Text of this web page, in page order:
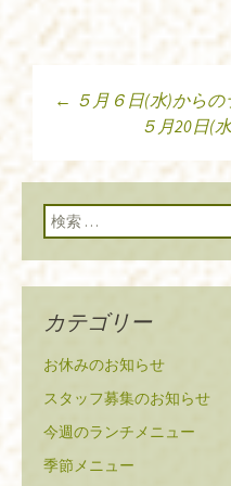
投稿ナ
ン
← ５月６日(水)から
５月20日(
検索:
カテゴリー
お休みのお知らせ
スタッフ募集のお知らせ
今週のランチメニュー
季節メニュー